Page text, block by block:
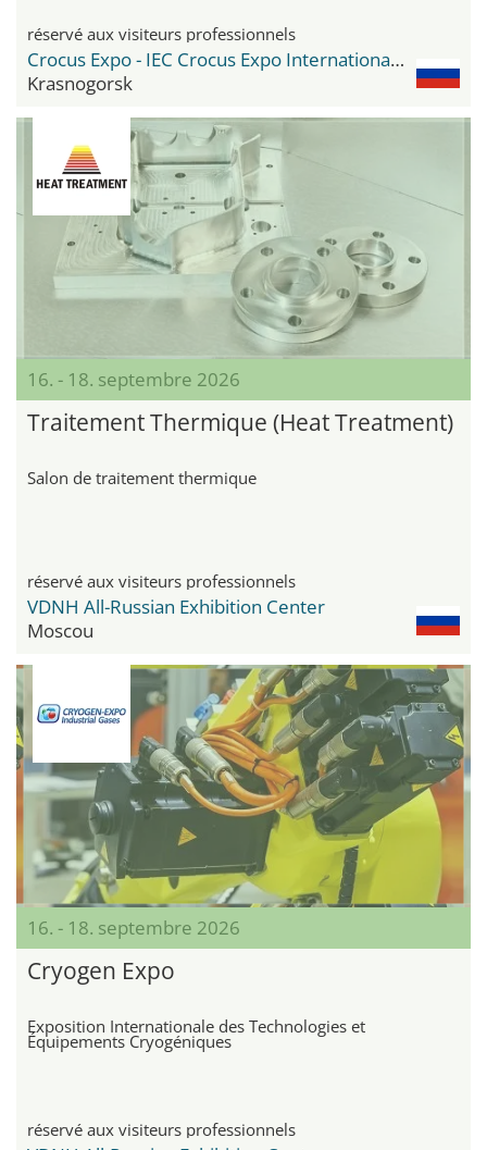
réservé aux visiteurs professionnels
Crocus Expo - IEC Crocus Expo International Exhibition Centre
Krasnogorsk
16. - 18. septembre 2026
Traitement Thermique (Heat Treatment)
Salon de traitement thermique
réservé aux visiteurs professionnels
VDNH All-Russian Exhibition Center
Moscou
16. - 18. septembre 2026
Cryogen Expo
Exposition Internationale des Technologies et
Équipements Cryogéniques
réservé aux visiteurs professionnels